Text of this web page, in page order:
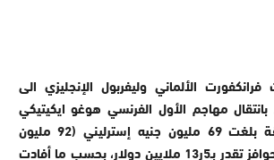
فرانكفورت الألماني وليفربول الإنجليزي الى
مهاجم الأول الفرنسي هوغو ايكيتيكي
إلى الثاني في صفقة بلغت 69 مليون جنيه إسترليني (92 مليون
دولار) بالاضافة الى حوافز تقدر بـ5ر13 ملايين دولار، بحسب ما أفادت